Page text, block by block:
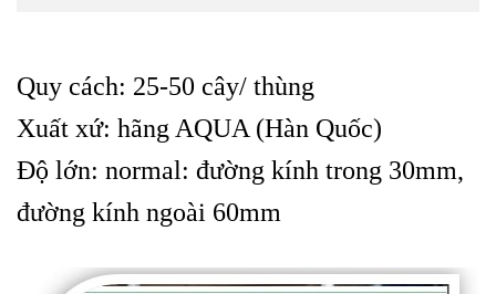
Quy cách: 25-50 cây/ thùng
Xuất xứ: hãng AQUA (Hàn Quốc)
Độ lớn: normal: đường kính trong 30mm,
đường kính ngoài 60mm